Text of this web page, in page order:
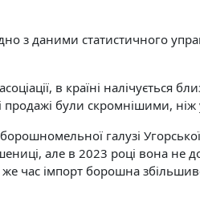
з даними статистичного
в країні налічується
продажі були скромнішими,
галузі
але в 2023 році вона
же час імпорт борошна